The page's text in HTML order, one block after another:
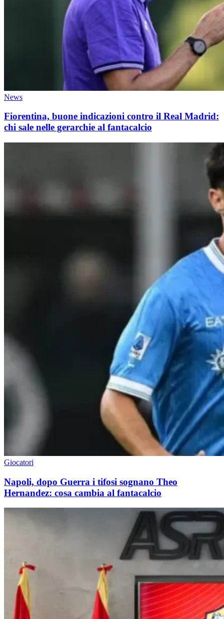
News
Fiorentina, buone indicazioni contro il Real Madrid:
chi sale nelle gerarchie al fantacalcio
Giocatori
Napoli, dopo Guerra i tifosi sognano Theo
Hernandez: cosa cambia al fantacalcio